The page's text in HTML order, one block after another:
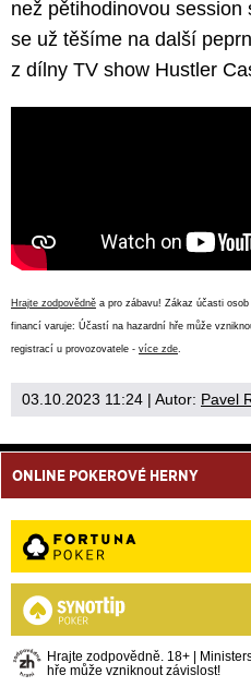
než pětihodinovou
se už těšíme na další
z dílny TV show Hustler
Hrajte zodpovědně a pro zábavu! Zákaz účasti
financí varuje: Účastí na hazardní hře může
registrací u provozovatele - více zde
03.10.2023 11:24 | Autor: Pavel
ONLINE POKEROVÉ HERNY
Hrajte zodpovědně. 18+ |
hře může vzniknout závislost!